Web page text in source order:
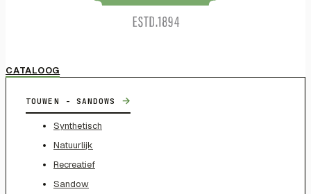
CATALOOG
TOUWEN - SANDOWS →
Synthetisch
Natuurlijk
Recreatief
Sandow